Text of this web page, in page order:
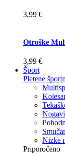
3,99 €
Otroške
3,99 €
Šport
Pletene
Nizke
Priporočeno